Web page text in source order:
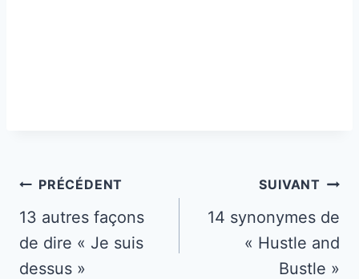
Navigation
de
l’article
PRÉCÉDENT
13 autres façons
de dire « Je suis
dessus »
SUIVANT
14 synonymes de
« Hustle and
Bustle »